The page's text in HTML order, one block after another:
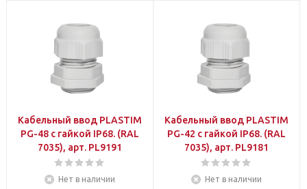
Кабельный ввод PLASTIM
PG-48 с гайкой IP68. (RAL
7035), арт. PL9191
Нет в наличии
Кабельный ввод PLASTIM
PG-42 с гайкой IP68. (RAL
7035), арт. PL9181
Нет в наличии